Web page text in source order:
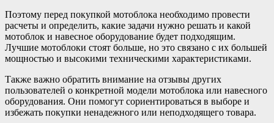
Поэтому перед покупкой мотоблока необходимо провести
расчеты и определить, какие задачи нужно решать и какой
мотоблок и навесное оборудование будет подходящим.
Лучшие мотоблоки стоят больше, но это связано с их большей
мощностью и высокими техническими характеристиками.
Также важно обратить внимание на отзывы других
пользователей о конкретной модели мотоблока или навесного
оборудования. Они помогут сориентироваться в выборе и
избежать покупки ненадежного или неподходящего товара.